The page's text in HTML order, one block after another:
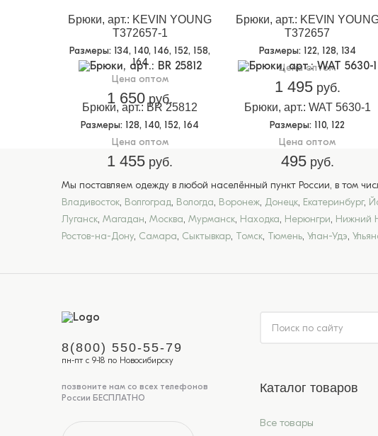
Брюки, арт.: KEVIN YOUNG
T372657-1
Размеры: 134, 140, 146, 152, 158,
164
Цена оптом
1 650руб.
Брюки, арт.: KEVIN
T372657
Размеры: 122, 128, 134
Цена оптом
1 495руб.
Брюки, арт.: BR 25812
Размеры: 128, 140, 152, 164
Цена оптом
1 455 руб.
Брюки, арт.: WAT 5630-1
Размеры: 110, 122
Цена оптом
495руб.
Мы поставляем одежду в любой населённый пункт России, в том
Владивосток, Волгоград, Вологда, Воронеж, Донецк, Екатеринбург,
Луганск, Магадан, Москва, Мурманск, Находка, Нерюнгри, Нижний
Ростов-на-Дону, Самара, Сыктывкар, Томск, Тюмень, Улан-Удэ,
8(800) 550-55-79
пн-пт с 9-18 по Новосибирску
позвоните нам со всех телефонов
России БЕСПЛАТНО
Каталог товаров
Все товары